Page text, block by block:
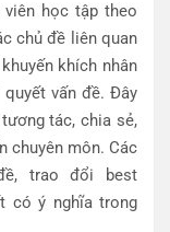
học tập theo
chủ đề liên quan
khích nhân
vấn đề. Đây
tác, chia sẻ,
chuyên môn. Các
trao đổi best
có ý nghĩa trong